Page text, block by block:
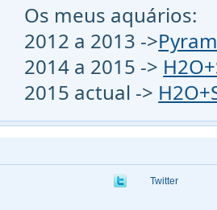
Os meus aquários:
2012 a 2013 ->
2014 a 2015 ->
2015 actual ->
Twitter